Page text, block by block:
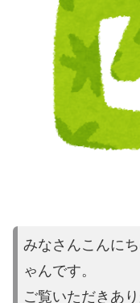
みなさんこんに
ゃんです。
ご覧いただきあり